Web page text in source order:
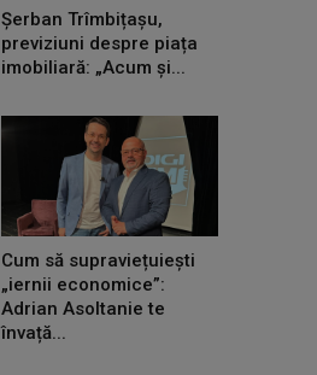
Șerban Trîmbițașu,
previziuni despre piața
imobiliară: „Acum și...
Cum să supraviețuiești
„iernii economice”:
Adrian Asoltanie te
învață...